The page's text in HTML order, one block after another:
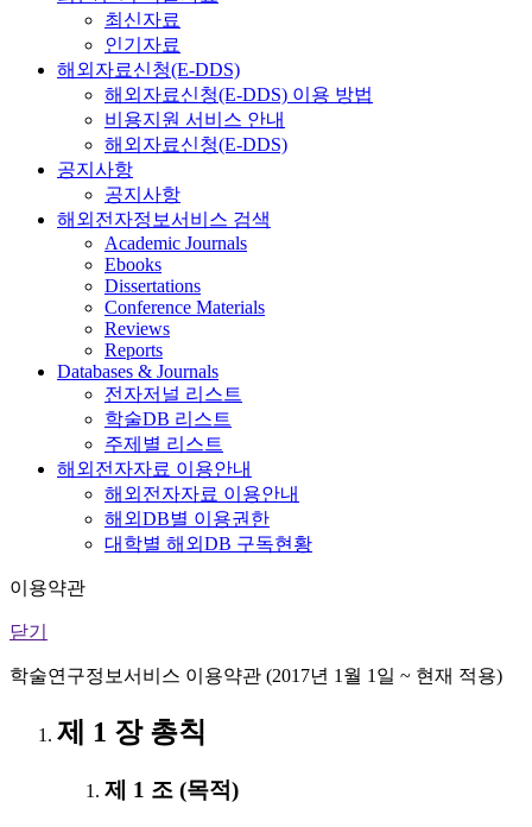
최신자료
인기자료
해외자료신청(E-DDS)
해외자료신청(E-DDS) 이용 방법
비용지원 서비스 안내
해외자료신청(E-DDS)
공지사항
공지사항
해외전자정보서비스 검색
Academic Journals
Ebooks
Dissertations
Conference Materials
Reviews
Reports
Databases & Journals
전자저널 리스트
학술DB 리스트
주제별 리스트
해외전자자료 이용안내
해외전자자료 이용안내
해외DB별 이용권한
대학별 해외DB 구독현황
이용약관
닫기
학술연구정보서비스 이용약관 (2017년 1월 1일 ~ 현재 적용)
제 1 장 총칙
제 1 조 (목적)